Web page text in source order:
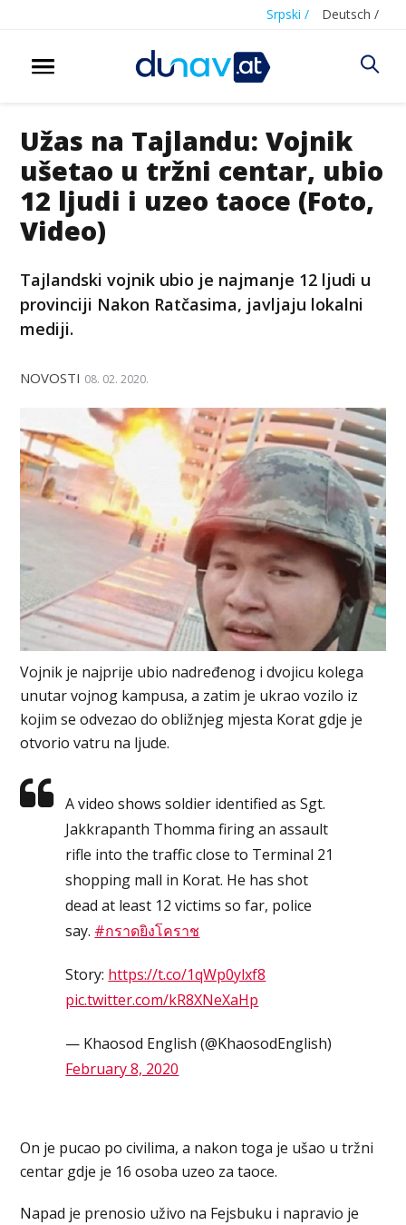
Srpski / Deutsch /
Užas na Tajlandu: Vojnik
ušetao u tržni centar, ubio
12 ljudi i uzeo taoce (Foto,
Video)
Tajlandski vojnik ubio je najmanje 12 ljudi u
provinciji Nakon Ratčasima, javljaju lokalni
mediji.
NOVOSTI 08. 02. 2020.
Vojnik je najprije ubio nadređenog i dvojicu kolega
unutar vojnog kampusa, a zatim je ukrao vozilo iz
kojim se odvezao do obližnjeg mjesta Korat gdje je
otvorio vatru na ljude.
A video shows soldier identified as Sgt.
Jakkrapanth Thomma firing an assault
rifle into the traffic close to Terminal 21
shopping mall in Korat. He has shot
dead at least 12 victims so far, police
say. #กราดยิงโคราช
Story: https://t.co/1qWp0ylxf8
pic.twitter.com/kR8XNeXaHp
— Khaosod English (@KhaosodEnglish)
February 8, 2020
On je pucao po civilima, a nakon toga je ušao u tržni
centar gdje je 16 osoba uzeo za taoce.
Napad je prenosio uživo na Fejsbuku i napravio je